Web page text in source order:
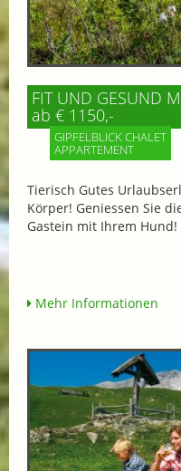
FIT UND GESUND
ab € 1150,-
GIPFELBLICK CHALET
APPARTEMENT
Tierisch Gutes
Körper! Geniessen Sie
Gastein mit Ihrem
Mehr Informationen